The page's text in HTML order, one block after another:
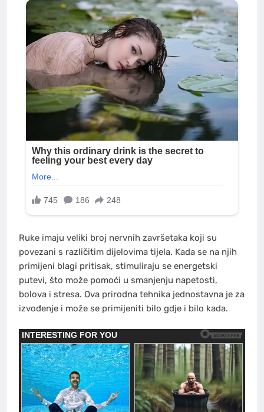
Ruke imaju veliki broj nervnih završetaka koji su
povezani s različitim dijelovima tijela. Kada se na njih
primijeni blagi pritisak, stimuliraju se energetski
putevi, što može pomoći u smanjenju napetosti,
bolova i stresa. Ova prirodna tehnika jednostavna je za
izvođenje i može se primijeniti bilo gdje i bilo kada.